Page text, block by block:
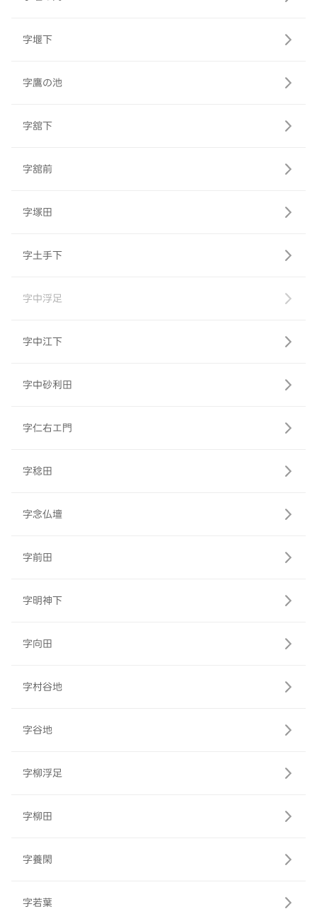
字堰下
字鷹の池
字舘下
字舘前
字塚田
字土手下
字中浮足
字中江下
字中砂利田
字仁右エ門
字稔田
字念仏壇
字前田
字明神下
字向田
字村谷地
字谷地
字柳浮足
字柳田
字養閑
字若葉